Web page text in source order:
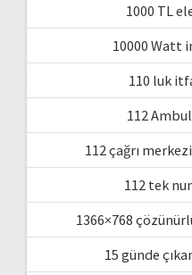
1000 TL
10000 Watt
110 luk
112
112 çağrı
112 tek
1366×768
15 günde